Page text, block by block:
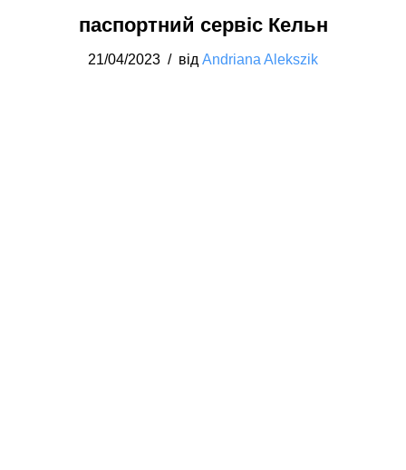
паспортний сервіс Кельн
21/04/2023 від Andriana Alekszik